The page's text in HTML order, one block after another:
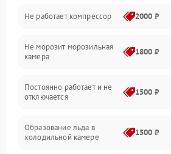
Электропитание
Дренаж
Не работает компрессор 2000 ₽
Не морозит морозильная
камера
1800 ₽
Постоянно работает и не
отключается
1500 ₽
Образование льда в
холодильной камере
1500 ₽